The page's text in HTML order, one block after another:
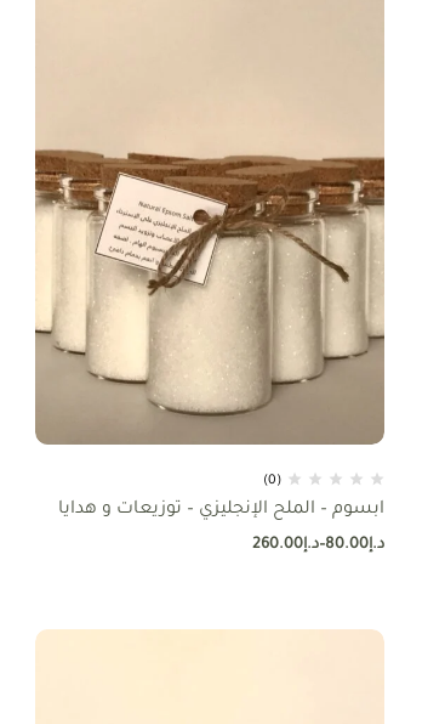
(0)
ابسوم – الملح الإنجليزي – توزيعات و هدايا
د.إ80.00
–د.إ260.00